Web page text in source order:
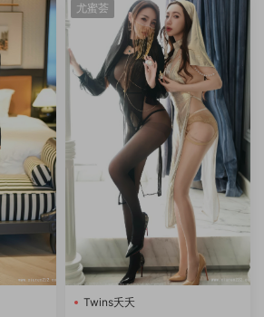
尤蜜荟
Twins夭夭